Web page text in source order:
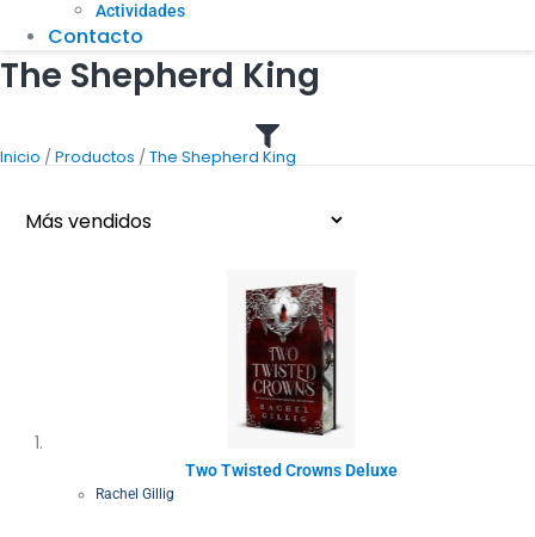
Actividades
Contacto
The Shepherd King
Inicio /Productos /The Shepherd King
Two Twisted Crowns Deluxe
Rachel Gillig